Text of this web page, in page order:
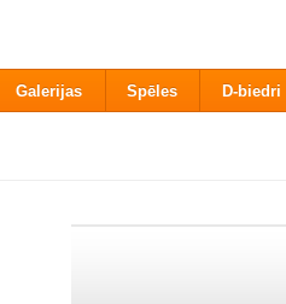
Galerijas Spēles D-biedri